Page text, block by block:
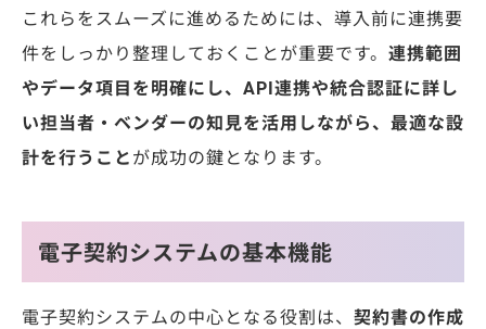
これらをスムーズに進めるためには、導入前に連携要
件をしっかり整理しておくことが重要です。 連携範囲
やデータ項目を明確にし、API連携や統合認証に詳し
い担当者・ベンダーの知見を活用しながら、最適な設
計を行うこと が成功の鍵となります。
電子契約システムの基本機能
電子契約システムの中心となる役割は、 契約書の作成